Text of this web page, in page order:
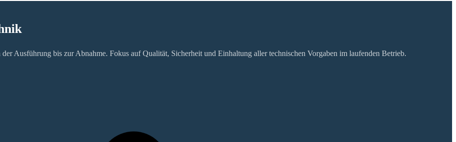
Ausführung bis zur Abnahme. Fokus auf Qualität, Sicherheit und Einhaltung aller technischen Vorgaben im laufenden Betrieb.